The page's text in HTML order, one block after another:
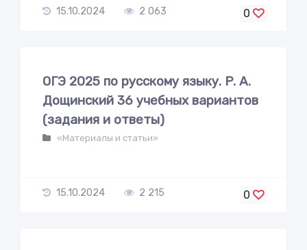
15.10.2024 2 063 0
ОГЭ 2025 по русскому языку. Р. А.
Дощинский 36 учебных вариантов
(задания и ответы)
«Материалы и статьи»
15.10.2024 2 215 0